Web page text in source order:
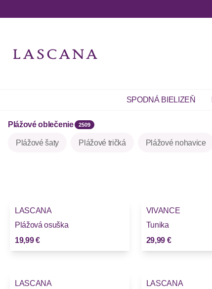
SPODNÁ BIELIZEŇ
Plážové oblečenie 2509
Plážové šaty Plážové tričká Plážové nohavice
LASCANA
Plážová osuška
19,99 €
VIVANCE
Tunika
29,99 €
LASCANA
LASCANA